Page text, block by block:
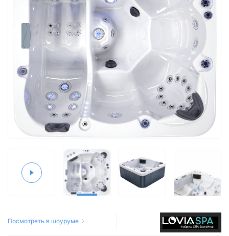
Посмотреть в шоуруме